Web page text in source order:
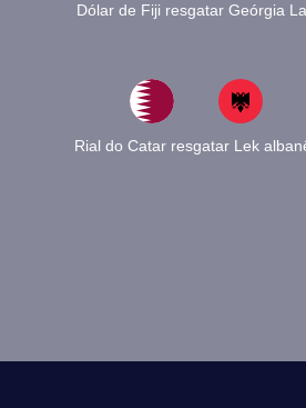
Dólar de Fiji resgatar Geórgia
Rial do Catar resgatar Lek